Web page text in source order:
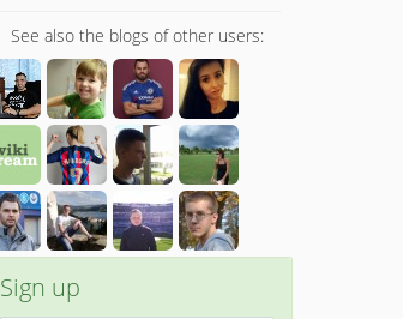
See also the blogs of other users:
Sign up